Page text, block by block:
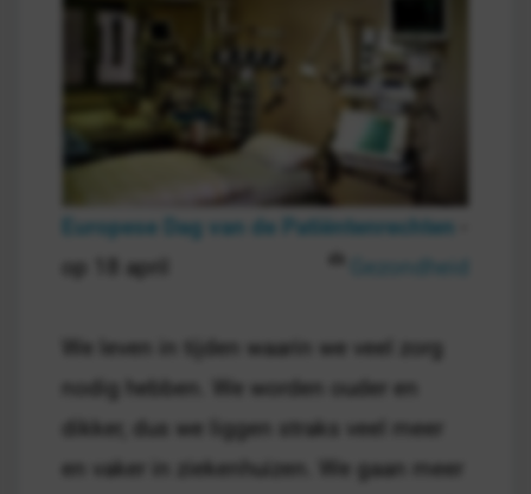
Europese Dag van de Patiëntenrechten
op 18 april
We leven in tijden waarin we veel zorg
nodig hebben. We worden ouder en
dikker, dus we liggen straks veel meer
en vaker in ziekenhuizen. We gaan meer